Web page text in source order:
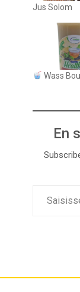
Jus Solom
Wass
En